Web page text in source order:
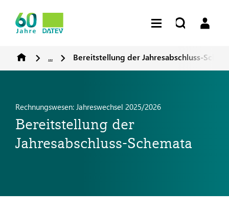
... Bereitstellung der Jahresabschluss-
Rechnungswesen: Jahreswechsel 2025/2026
Bereitstellung der
Jahresabschluss-Schemata